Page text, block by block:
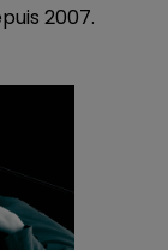
2007.